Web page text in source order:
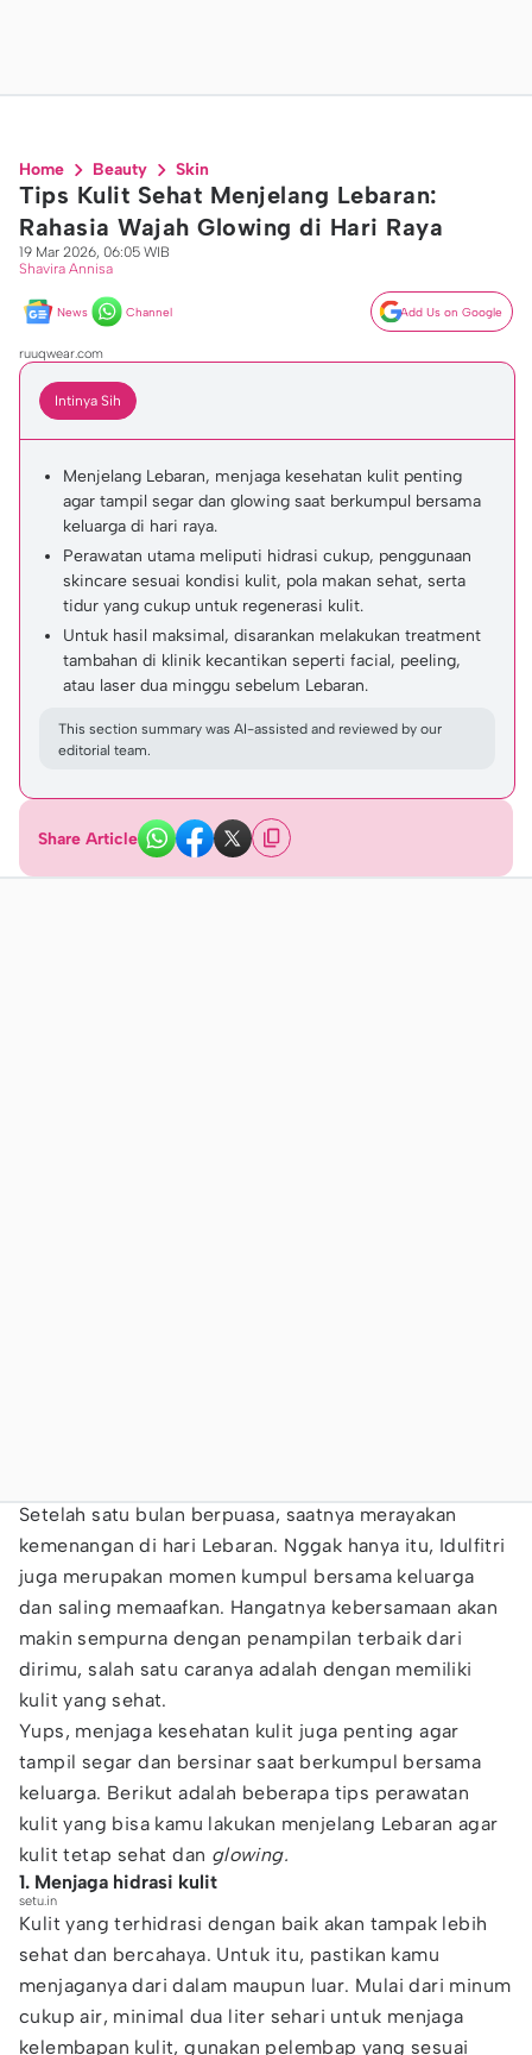
Home Beauty Skin
Tips Kulit Sehat Menjelang Lebaran:
Rahasia Wajah Glowing di Hari Raya
19 Mar 2026, 06:05 WIB
Shavira Annisa
News Channel Add Us on Google
ruuqwear.com
Intinya Sih
Menjelang Lebaran, menjaga kesehatan kulit penting
agar tampil segar dan glowing saat berkumpul bersama
keluarga di hari raya.
Perawatan utama meliputi hidrasi cukup, penggunaan
skincare sesuai kondisi kulit, pola makan sehat, serta
tidur yang cukup untuk regenerasi kulit.
Untuk hasil maksimal, disarankan melakukan treatment
tambahan di klinik kecantikan seperti facial, peeling,
atau laser dua minggu sebelum Lebaran.
This section summary was AI-assisted and reviewed by our
editorial team.
Share Article
Setelah satu bulan berpuasa, saatnya merayakan
kemenangan di hari Lebaran. Nggak hanya itu, Idulfitri
juga merupakan momen kumpul bersama keluarga
dan saling memaafkan. Hangatnya kebersamaan akan
makin sempurna dengan penampilan terbaik dari
dirimu, salah satu caranya adalah dengan memiliki
kulit yang sehat.
Yups, menjaga kesehatan kulit juga penting agar
tampil segar dan bersinar saat berkumpul bersama
keluarga. Berikut adalah beberapa tips perawatan
kulit yang bisa kamu lakukan menjelang Lebaran agar
kulit tetap sehat dan glowing.
1. Menjaga hidrasi kulit
setu.in
Kulit yang terhidrasi dengan baik akan tampak lebih
sehat dan bercahaya. Untuk itu, pastikan kamu
menjaganya dari dalam maupun luar. Mulai dari minum
cukup air, minimal dua liter sehari untuk menjaga
kelembapan kulit, gunakan pelembap yang sesuai